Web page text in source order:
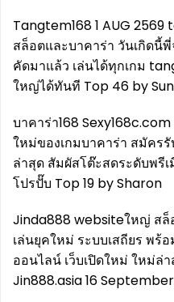
Tangtem168 1 AUG 2569
สล็อตและบาคาร่า วันเกิดนี้
คัดมาแล้ว เล่นได้ทุกเกม
ใหญ่ได้ทันที Top 46 by
บาคาร่า168
ใหม่ของเกมบาคาร่า สมัครรั
ล่าสุด สัมผัสโต๊ะสดระดับพรี
โปรปั๊บ Top 19 by Sharon
Jinda888 websiteใหญ่ สล็
เล่นยุคใหม่ ระบบเสถียร พร้
ออนไลน์ เว็บเปิดใหม่ ใหม่ล่
Jin888.asia 16